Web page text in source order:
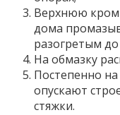
Верхнюю
дома
разогретым
На обмазку
Постепенно
опускают
стяжки.